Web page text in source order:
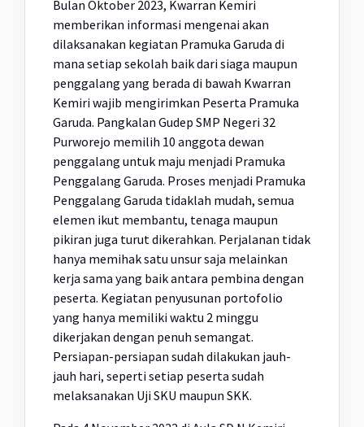
Bulan Oktober 2023, Kwarran Kemiri
memberikan informasi mengenai akan
dilaksanakan kegiatan Pramuka Garuda di
mana setiap sekolah baik dari siaga maupun
penggalang yang berada di bawah Kwarran
Kemiri wajib mengirimkan Peserta Pramuka
Garuda. Pangkalan Gudep SMP Negeri 32
Purworejo memilih 10 anggota dewan
penggalang untuk maju menjadi Pramuka
Penggalang Garuda. Proses menjadi Pramuka
Penggalang Garuda tidaklah mudah, semua
elemen ikut membantu, tenaga maupun
pikiran juga turut dikerahkan. Perjalanan tidak
hanya memihak satu unsur saja melainkan
kerja sama yang baik antara pembina dengan
peserta. Kegiatan penyusunan portofolio
yang hanya memiliki waktu 2 minggu
dikerjakan dengan penuh semangat.
Persiapan-persiapan sudah dilakukan jauh-
jauh hari, seperti setiap peserta sudah
melaksanakan Uji SKU maupun SKK.